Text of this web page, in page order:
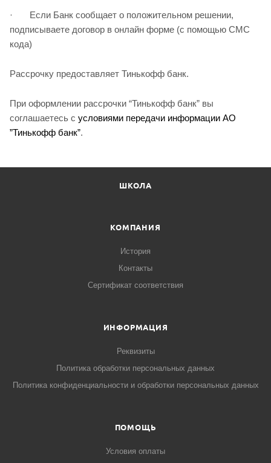
· Если Банк сообщает о положительном решении,
подписываете договор в онлайн форме (с помощью СМС
кода)
Рассрочку предоставляет Тинькофф банк.
При оформлении рассрочки “Тинькофф банк” вы
соглашаетесь с условиями передачи информации АО
”Тинькофф банк”.
ШКОЛА
КОМПАНИЯ
История
Контакты
Сертификат соответствия
ИНФОРМАЦИЯ
Реквизиты
Политика обработки персональных данных
Политика конфиденциальности и обработки персональных данных
ПОМОЩЬ
Условия оплаты